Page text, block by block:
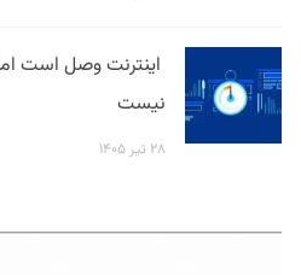
اینترنت وصل است
نیست
۲۸ تیر ۱۴۰۵